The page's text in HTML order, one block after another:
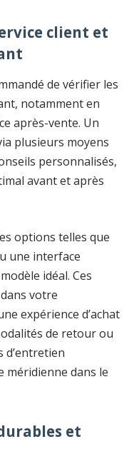
client et
de vérifier les
notamment en
après-vente. Un
plusieurs moyens
personnalisés,
avant et après
options telles que
une interface
idéal. Ces
votre
expérience d’achat
de retour ou
d’entretien
méridienne dans le
et